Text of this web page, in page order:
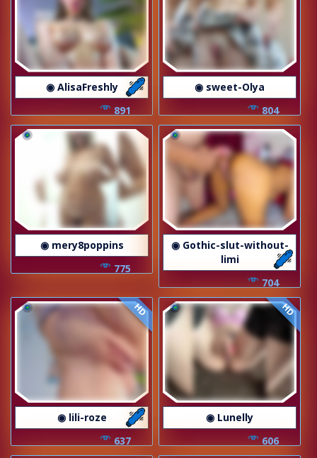
◉ AlisaFreshly
891
◉ sweet-Olya
804
◉ mery8poppins
775
◉ Gothic-slut-without-
limi
704
HD
◉ lili-roze
637
HD
◉ Lunelly
606